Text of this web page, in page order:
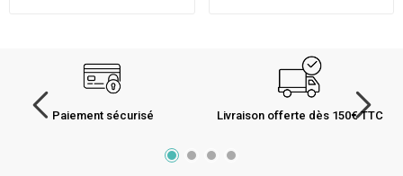
Paiement sécurisé Livraison offerte dès 150€ TTC